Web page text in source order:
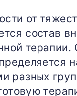
от
состав
терапии.
разных